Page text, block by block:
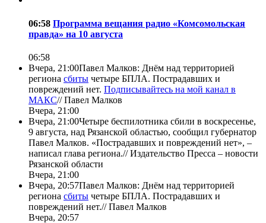
06:58 Программа вещания радио «Комсомольская
правда» на 10 августа
06:58
Вчера, 21:00Павел Малков: Днём над территорией
региона сбиты четыре БПЛА. Пострадавших и
повреждений нет. Подписывайтесь на мой канал в
МАКС//Павел Малков
Вчера, 21:00
Вчера, 21:00Четыре беспилотника сбили в воскресенье,
9 августа, над Рязанской областью, сообщил губернатор
Павел Малков. «Пострадавших и повреждений нет», –
написал глава региона.//Издательство Пресса – новости
Рязанской области
Вчера, 21:00
Вчера, 20:57Павел Малков: Днём над территорией
региона сбиты четыре БПЛА. Пострадавших и
повреждений нет.//Павел Малков
Вчера, 20:57